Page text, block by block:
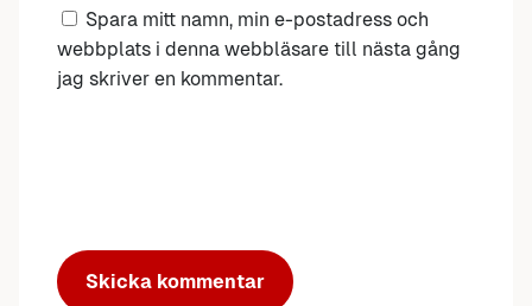
Spara mitt namn, min e-postadress och
webbplats i denna webbläsare till nästa gång
jag skriver en kommentar.